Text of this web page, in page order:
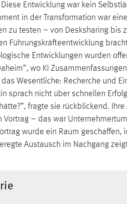
Diese Entwicklung war kein
in der Transformation war
zu testen – von Desksharing bis
Führungskräfteentwicklung
Entwicklungen wurden
wo KI
Wesentliche: Recherche und
sprach nicht über schnellen
fragte sie rückblickend.
Vortrag – das war
wurde ein Raum
Austausch im Nachgang
staticfilecache
Für performante Seitenauslieferung
in diesem Cookie gespeichert, ob man
site-language-preference
Das Cookie speichert die gewählte
Sprache der Website.
30 Tage